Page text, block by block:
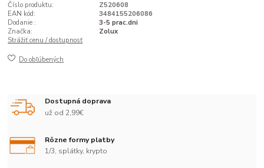
Číslo produktu:
Z520608
EAN kód:
3484155206086
Dodanie :
3-5 prac.dni
Značka:
Zolux
Strážiť cenu / dostupnosť
Do obľúbených
Dostupná doprava
už od 2,99€
Rôzne formy platby
1/3, splátky, krypto